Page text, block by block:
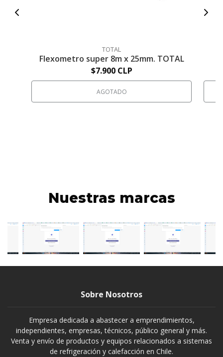
TOTAL
Flexometro super 8m x 25mm. TOTAL
$7.900 CLP
AGOTADO
Nuestras marcas
Sobre Nosotros
Empresa dedicada a abastecer a emprendimientos,
independientes, empresas, técnicos, público general y más.
Venta y envío de productos y equipos relacionados a sistemas
de refrigeración y calefacción en Chile.